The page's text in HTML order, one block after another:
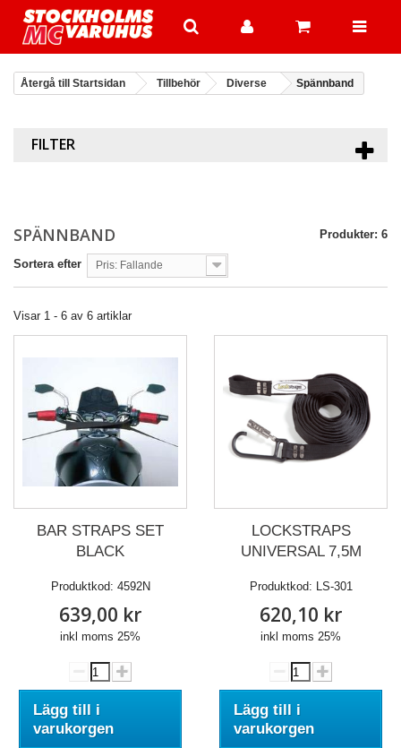
Återgå till Startsidan Tillbehör Diverse Spännband
FILTER
SPÄNNBAND Produkter: 6
Sortera efter Pris: Fallande
Visar 1 - 6 av 6 artiklar
BAR STRAPS SET
BLACK
Produktkod: 4592N
639,00 kr
inkl moms 25%
Lägg till i
varukorgen
LOCKSTRAPS
UNIVERSAL 7,5M
Produktkod: LS-301
620,10 kr
inkl moms 25%
Lägg till i
varukorgen